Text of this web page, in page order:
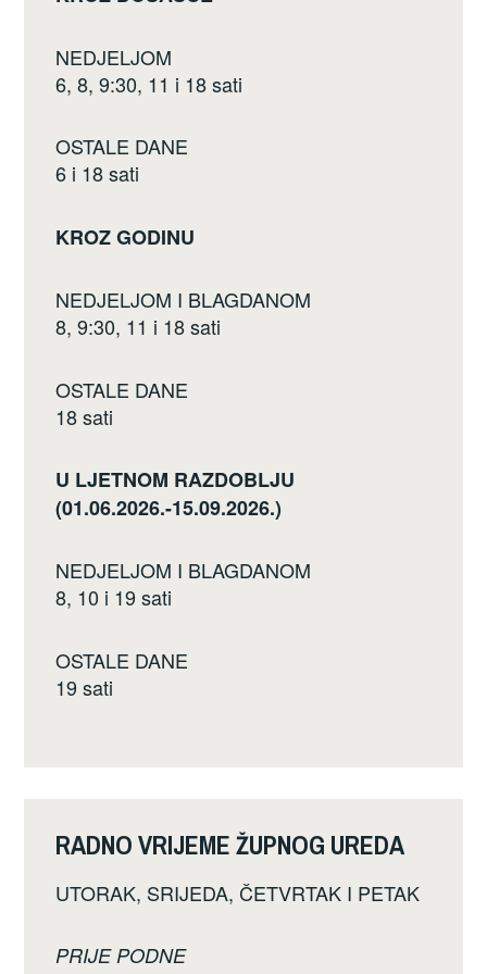
o
k
NEDJELJOM
6, 8, 9:30, 11 i 18 sati
OSTALE DANE
6 i 18 sati
KROZ GODINU
NEDJELJOM I BLAGDANOM
8, 9:30, 11 i 18 sati
OSTALE DANE
18 sati
U LJETNOM RAZDOBLJU
(01.06.2026.-15.09.2026.)
NEDJELJOM I BLAGDANOM
8, 10 i 19 sati
OSTALE DANE
19 sati
RADNO VRIJEME ŽUPNOG UREDA
UTORAK, SRIJEDA, ČETVRTAK I PETAK
PRIJE PODNE